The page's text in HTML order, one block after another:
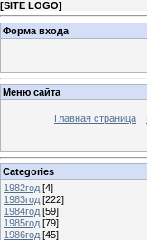
[SITE LOGO]
Форма входа
Меню сайта
Главная страница
Categories
1982год [4]
1983год [222]
1984год [59]
1985год [79]
1986год [45]